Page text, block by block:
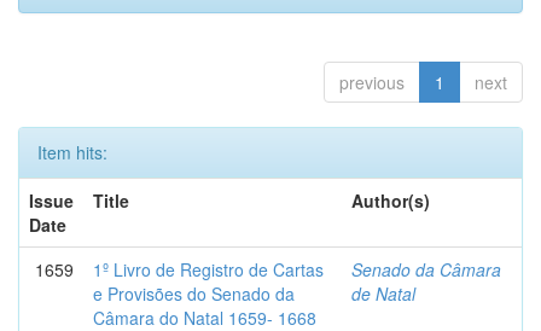
previous 1 next
Item hits:
Issue
Date
Title Author(s)
1659
1º Livro de Registro de Cartas
e Provisões do Senado da
Câmara do Natal 1659- 1668
Senado da Câmara
de Natal